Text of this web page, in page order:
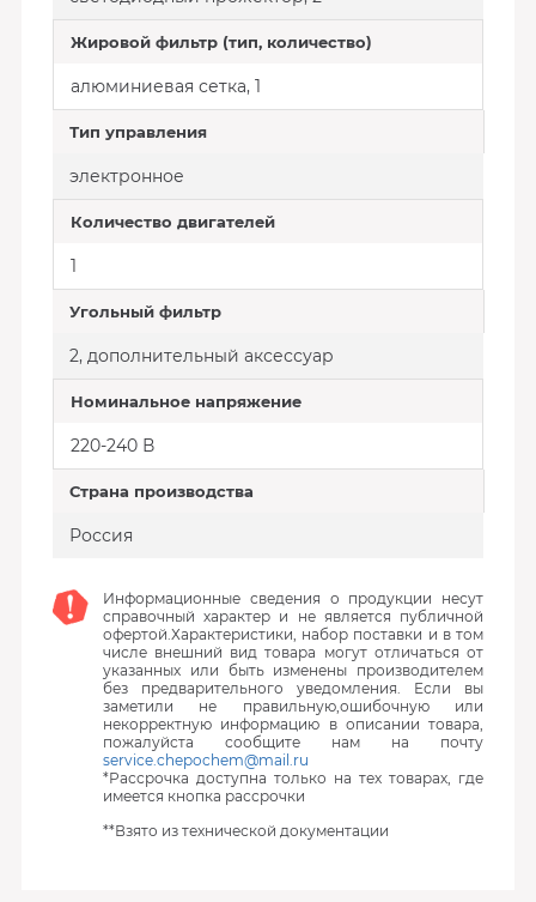
Жировой фильтр (тип, количество)
алюминиевая сетка, 1
Тип управления
электронное
Количество двигателей
1
Угольный фильтр
2, дополнительный аксессуар
Номинальное напряжение
220-240 В
Страна производства
Россия
Информационные сведения о продукции несут
справочный характер и не является публичной
офертой.Характеристики, набор поставки и в том
числе внешний вид товара могут отличаться от
указанных или быть изменены производителем
без предварительного уведомления. Если вы
заметили не правильную,ошибочную или
некорректную информацию в описании товара,
пожалуйста сообщите нам на почту
service.chepochem@mail.ru
*Рассрочка доступна только на тех товарах, где
имеется кнопка рассрочки
**Взято из технической документации